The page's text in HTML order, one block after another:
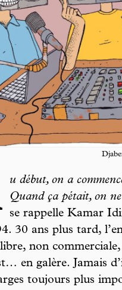
u début, on a
Quand ça pétait, on
se rappelle Kamar
30 ans plus tard,
non
en galère. Jamais
toujours plus